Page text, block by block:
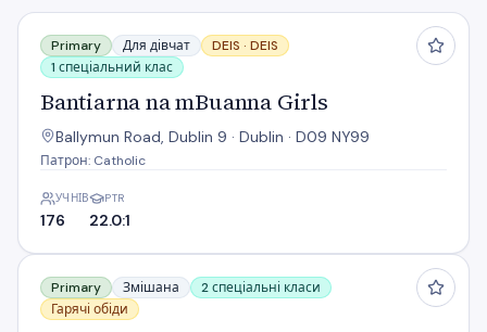
Bantiarna na mBuanna Girls
Primary Для дівчат DEIS · DEIS
1 спеціальний клас
Bantiarna na mBuanna Girls
Ballymun Road, Dublin 9 · Dublin · D09 NY99
Патрон: Catholic
УЧНІВ
176
PTR
22.0:1
Corpus Christi N S
Primary Змішана
2 спеціальні класи
Гарячі обіди